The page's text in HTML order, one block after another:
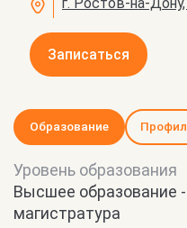
Записаться
Образование
Уровень образования
Высшее образование
магистратура